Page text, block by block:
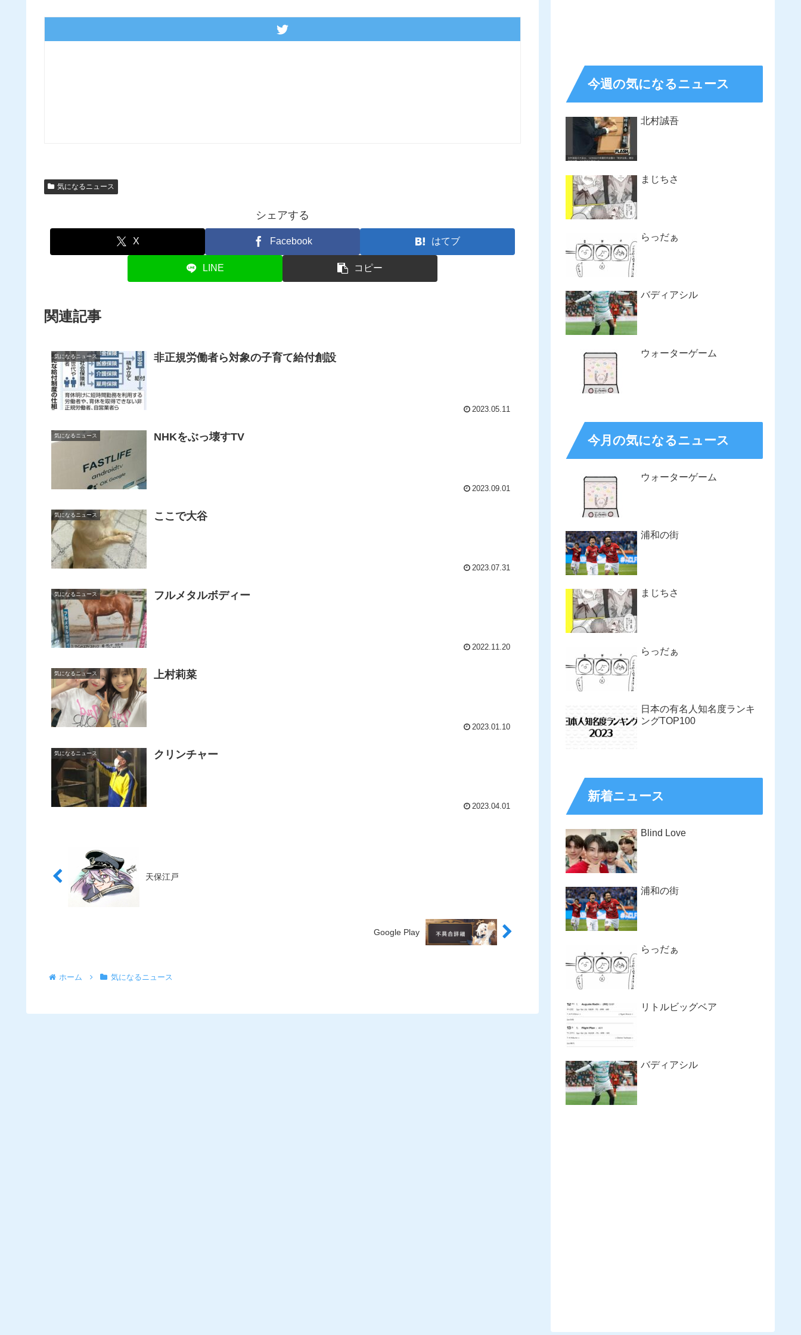
気になるニュース
シェアする
X Facebook はてブ
LINE コピー
関連記事
気になるニュース 非正規労働者ら対象の子育て給付創設
2023.05.11
気になるニュース NHKをぶっ壊すTV
2023.09.01
気になるニュース ここで大谷
2023.07.31
気になるニュース フルメタルボディー
2022.11.20
気になるニュース 上村莉菜
2023.01.10
気になるニュース クリンチャー
2023.04.01
天保江戸
Google Play
ホーム 気になるニュース
今週の気になるニュース
北村誠吾
まじちさ
らっだぁ
バディアシル
ウォーターゲーム
今月の気になるニュース
ウォーターゲーム
浦和の街
まじちさ
らっだぁ
日本の有名人知名度ランキ
ングTOP100
新着ニュース
Blind Love
浦和の街
らっだぁ
リトルビッグベア
バディアシル